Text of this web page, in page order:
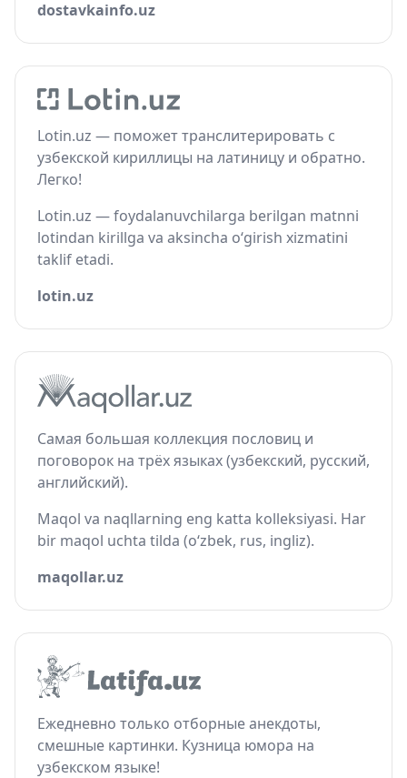
dostavkainfo.uz
Lotin.uz — поможет транслитерировать с
узбекской кириллицы на латиницу и обратно.
Легко!
Lotin.uz — foydalanuvchilarga berilgan matnni
lotindan kirillga va aksincha o‘girish xizmatini
taklif etadi.
lotin.uz
Самая большая коллекция пословиц и
поговорок на трёх языках (узбекский, русский,
английский).
Maqol va naqllarning eng katta kolleksiyasi. Har
bir maqol uchta tilda (o‘zbek, rus, ingliz).
maqollar.uz
Ежедневно только отборные анекдоты,
смешные картинки. Кузница юмора на
узбекском языке!